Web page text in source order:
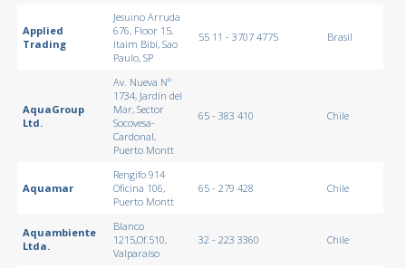
Applied
Trading
Jesuino Arruda
676, Floor 15,
Itaim Bibi, Sao
Paulo, SP
55 11 - 3707 4775 Brasil
AquaGroup
Ltd.
Av. Nueva Nº
1734, Jardín del
Mar, Sector
Socovesa-
Cardonal,
Puerto Montt
65 - 383 410 Chile
Aquamar
Rengifo 914
Oficina 106,
Puerto Montt
65 - 279 428 Chile
Aquambiente
Ltda.
Blanco
1215,Of.510,
Valparaíso
32 - 223 3360 Chile